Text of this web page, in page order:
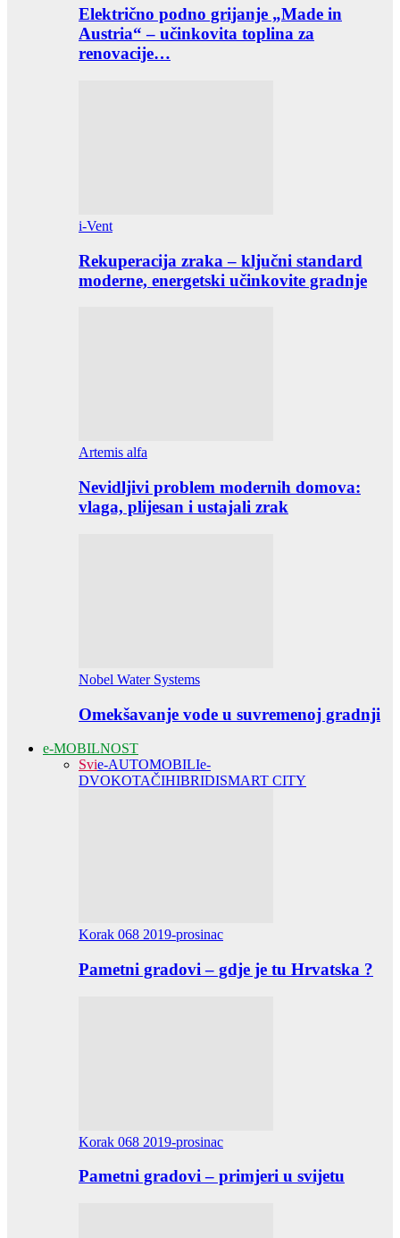
Električno podno grijanje „Made in
Austria“ – učinkovita toplina za
renovacije…
i-Vent
Rekuperacija zraka – ključni standard
moderne, energetski učinkovite gradnje
Artemis alfa
Nevidljivi problem modernih domova:
vlaga, plijesan i ustajali zrak
Nobel Water Systems
Omekšavanje vode u suvremenoj gradnji
e-MOBILNOST
Svie-AUTOMOBILIe-
DVOKOTAČIHIBRIDISMART CITY
Korak 068 2019-prosinac
Pametni gradovi – gdje je tu Hrvatska ?
Korak 068 2019-prosinac
Pametni gradovi – primjeri u svijetu